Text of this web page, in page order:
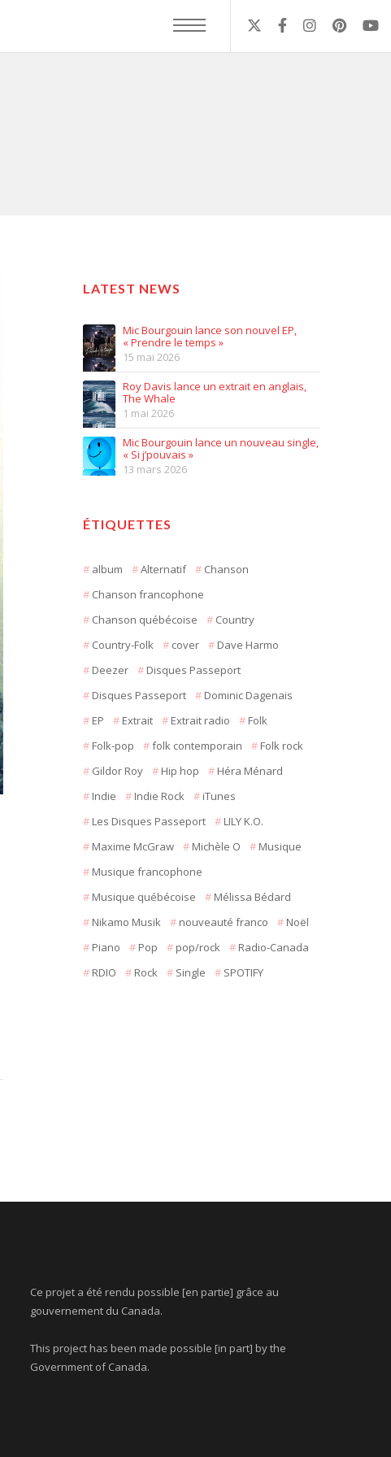
LATEST NEWS
Mic Bourgouin lance son nouvel EP,
« Prendre le temps »
15 mai 2026
Roy Davis lance un extrait en anglais,
The Whale
1 mai 2026
Mic Bourgouin lance un nouveau single,
« Si j’pouvais »
13 mars 2026
ÉTIQUETTES
album Alternatif
Chanson
Chanson francophone
Chanson québécoise
Country
Country-Folk
cover
Dave Harmo
Deezer
Disques Passeport
Disques Passeport
Dominic Dagenais
EP
Extrait Extrait radio
Folk
Folk-pop
folk contemporain
Folk rock
Gildor Roy
Hip hop
Héra Ménard
Indie
Indie Rock
iTunes
Les Disques Passeport
LILY K.O.
Maxime McGraw
Michèle O
Musique
Musique francophone
Musique québécoise
Mélissa Bédard
Nikamo Musik
nouveauté franco
Noël
Piano
Pop pop/rock
Radio-Canada
RDIO
Rock Single SPOTIFY
Ce projet a été rendu possible [en partie] grâce au
gouvernement du Canada.
This project has been made possible [in part] by the
Government of Canada.